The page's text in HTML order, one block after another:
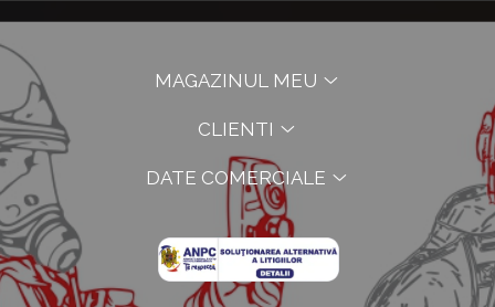
MAGAZINUL MEU
CLIENTI
DATE COMERCIALE